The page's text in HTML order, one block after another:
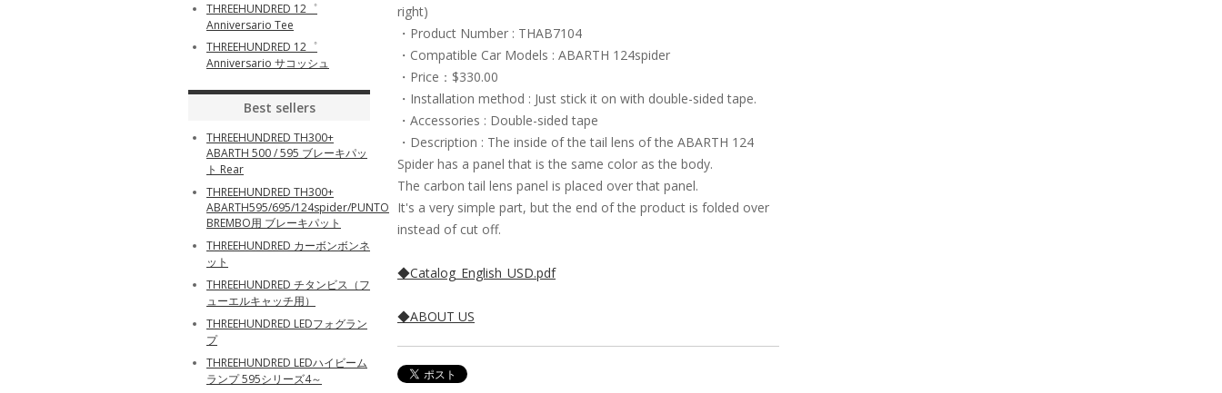
right)
・Product Number : THAB7104
・Compatible Car Models : ABARTH 124spider
・Price：$330.00
・Installation method : Just stick it on with double-sided tape.
・Accessories : Double-sided tape
・Description : The inside of the tail lens of the ABARTH 124
Spider has a panel that is the same color as the body.
The carbon tail lens panel is placed over that panel.
It's a very simple part, but the end of the product is folded over
instead of cut off.
◆Catalog_English_USD.pdf
◆ABOUT US
THREEHUNDRED 12゜
Anniversario Tee
THREEHUNDRED 12゜
Anniversario サコッシュ
Best sellers
THREEHUNDRED TH300+
ABARTH 500 / 595 ブレーキパッ
ト Rear
THREEHUNDRED TH300+
ABARTH595/695/124spider/PUNTO
BREMBO用 ブレーキパット
THREEHUNDRED カーボンボンネ
ット
THREEHUNDRED チタンビス（フ
ューエルキャッチ用）
THREEHUNDRED LEDフォグラン
プ
THREEHUNDRED LEDハイビーム
ランプ 595シリーズ4～